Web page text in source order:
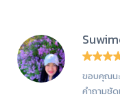
ขอบคุณน
คำถามชัด